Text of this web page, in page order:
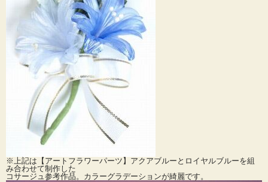
※上記は【アートフラワーパーツ】アクアブルーとロイヤルブルーを組
み合わせて制作した
コサージュ参考作品。カラーグラデーションが綺麗です。